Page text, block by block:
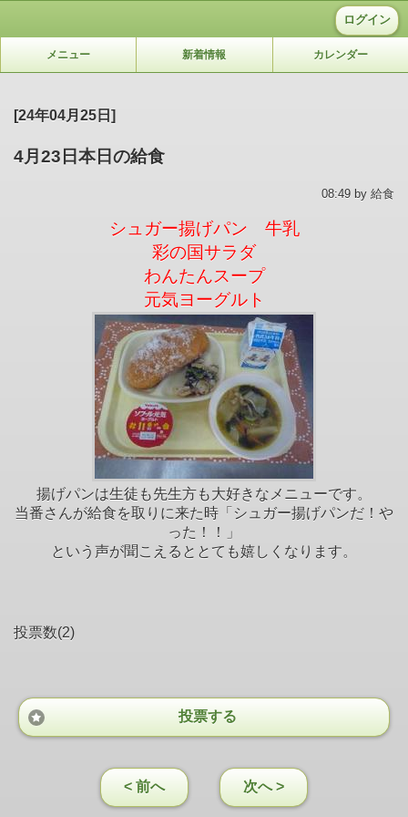
ログイン
メニュー 新着情報 カレンダー
[24年04月25日]
4月23日本日の給食
08:49 by 給食
シュガー揚げパン 牛乳
彩の国サラダ
わんたんスープ
元気ヨーグルト
揚げパンは生徒も先生方も大好きなメニューです。
当番さんが給食を取りに来た時「シュガー揚げパンだ！や
った！！」
という声が聞こえるととても嬉しくなります。
投票数(2)
投票する
< 前へ 次へ >